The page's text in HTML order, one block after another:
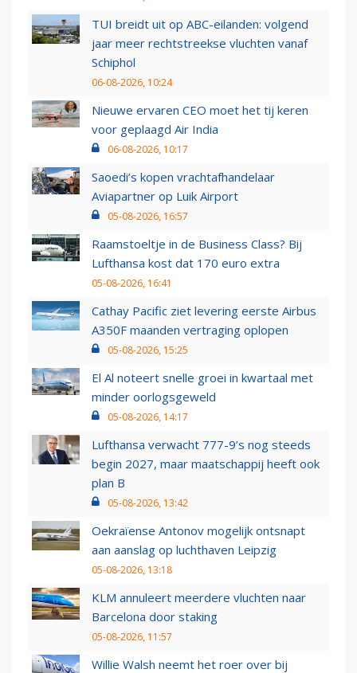
TUI breidt uit op ABC-eilanden: volgend
jaar meer rechtstreekse vluchten vanaf
Schiphol
06-08-2026, 10:24
Nieuwe ervaren CEO moet het tij keren
voor geplaagd Air India
06-08-2026, 10:17
Saoedi’s kopen vrachtafhandelaar
Aviapartner op Luik Airport
05-08-2026, 16:57
Raamstoeltje in de Business Class? Bij
Lufthansa kost dat 170 euro extra
05-08-2026, 16:41
Cathay Pacific ziet levering eerste Airbus
A350F maanden vertraging oplopen
05-08-2026, 15:25
El Al noteert snelle groei in kwartaal met
minder oorlogsgeweld
05-08-2026, 14:17
Lufthansa verwacht 777-9’s nog steeds
begin 2027, maar maatschappij heeft ook
plan B
05-08-2026, 13:42
Oekraïense Antonov mogelijk ontsnapt
aan aanslag op luchthaven Leipzig
05-08-2026, 13:18
KLM annuleert meerdere vluchten naar
Barcelona door staking
05-08-2026, 11:57
Willie Walsh neemt het roer over bij